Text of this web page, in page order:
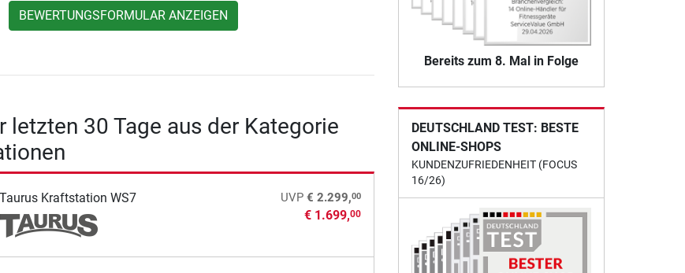
BEWERTUNGSFORMULAR ANZEIGEN
letzten 30 Tage aus der Kategorie
Taurus Kraftstation WS7 UVP € 2.299,00
€ 1.699,00
Bereits zum 8. Mal in Folge
DEUTSCHLAND TEST: BESTE
ONLINE-SHOPS
KUNDENZUFRIEDENHEIT (FOCUS
16/26)